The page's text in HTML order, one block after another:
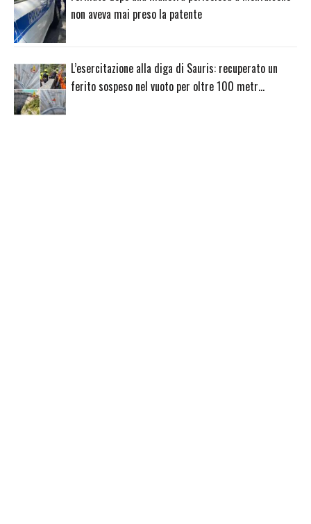
non aveva mai preso la patente
L’esercitazione alla diga di Sauris: recuperato un
ferito sospeso nel vuoto per oltre 100 metr…